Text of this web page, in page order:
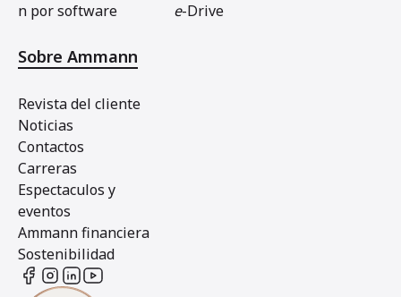
n por software
e-Drive
Sobre Ammann
Revista del cliente
Noticias
Contactos
Carreras
Espectaculos y
eventos
Ammann financiera
Sostenibilidad